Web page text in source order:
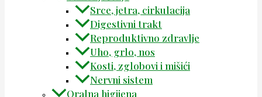
Srce, jetra, cirkulacija
Digestivni trakt
Reproduktivno zdravlje
Uho, grlo, nos
Kosti, zglobovi i mišići
Nervni sistem
Oralna higijena